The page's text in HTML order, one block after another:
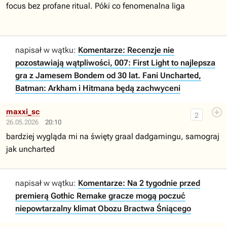
focus bez profane ritual. Póki co fenomenalna liga
napisał w wątku: Komentarze: Recenzje nie
pozostawiają wątpliwości, 007: First Light to najlepsza
gra z Jamesem Bondem od 30 lat. Fani Uncharted,
Batman: Arkham i Hitmana będą zachwyceni
26.05.2026 20:10
2
maxxi_sc
bardziej wygląda mi na święty graal dadgamingu, samograj
jak uncharted
napisał w wątku: Komentarze: Na 2 tygodnie przed
premierą Gothic Remake gracze mogą poczuć
niepowtarzalny klimat Obozu Bractwa Śniącego